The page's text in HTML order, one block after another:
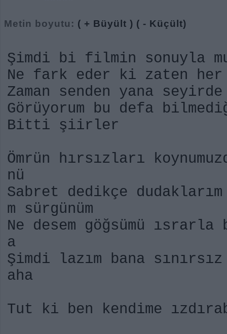
Metin boyutu: ( + Büyült ) ( - Küçült)
Şimdi bi filmin sonuyla
Ne fark eder ki zaten her
Zaman senden yana
Görüyorum bu defa
Bitti şiirler
Ömrün hırsızları
nü
Sabret dedikçe
m sürgünüm
Ne desem göğsümü
a
Şimdi lazım bana
aha
Tut ki ben kendime